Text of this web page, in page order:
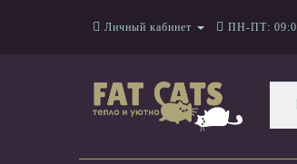
Личный кабинет ПН-ПТ: